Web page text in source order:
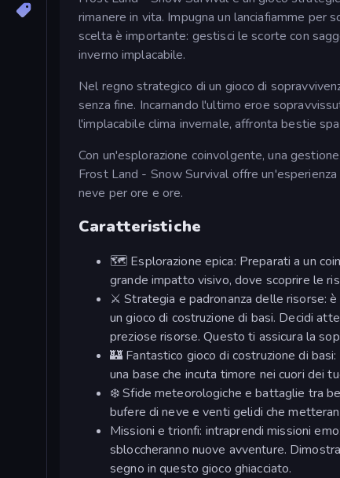
rimanere in vita. Impugna un lanciafiamme per
scelta è importante: gestisci le scorte con
inverno implacabile.
Nel regno strategico di un gioco di
senza fine. Incarnando l'ultimo eroe
l'implacabile clima invernale, affronta bestie
Con un'esplorazione coinvolgente, una
Frost Land - Snow Survival offre
neve per ore e ore.
Caratteristiche
🗺️ Esplorazione epica: Preparati a un
grande impatto visivo, dove scoprire le
⚔️ Strategia e padronanza delle risorse:
un gioco di costruzione di basi. Decidi
preziose risorse. Questo ti assicura la
🏰 Fantastico gioco di costruzione di
una base che incuta timore nei cuori dei
❄️ Sfide meteorologiche e battaglie tra
bufere di neve e venti gelidi che
Missioni e trionfi: intraprendi missioni
sbloccheranno nuove avventure.
segno in questo gioco ghiacciato.